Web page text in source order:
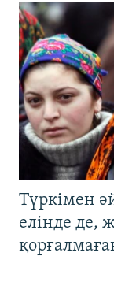
Түркімен
елінде де,